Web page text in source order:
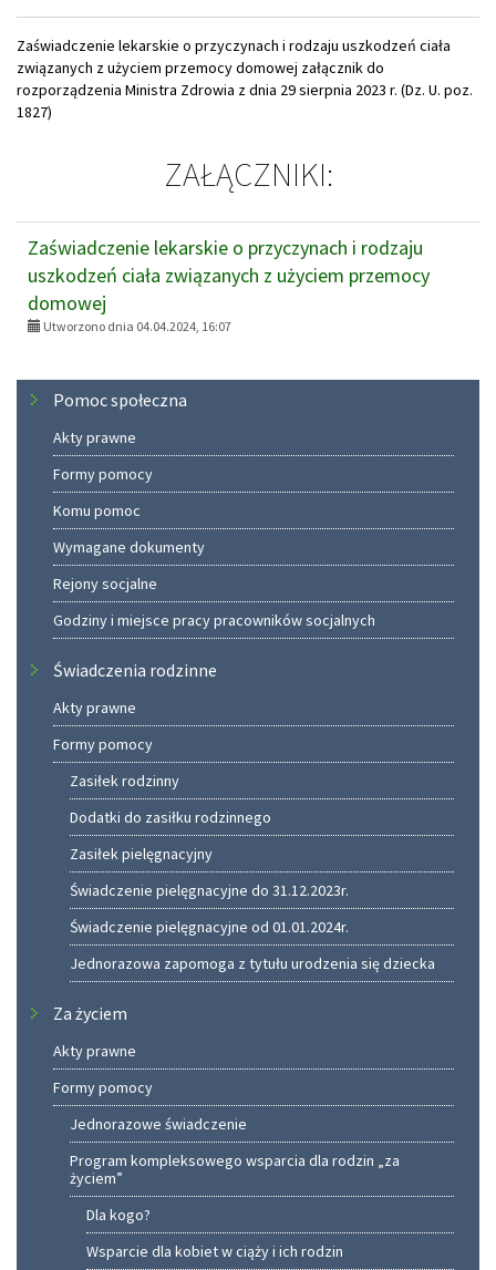
Zaświadczenie lekarskie o przyczynach i rodzaju uszkodzeń ciała
związanych z użyciem przemocy domowej załącznik do
rozporządzenia Ministra Zdrowia z dnia 29 sierpnia 2023 r. (Dz. U. poz.
1827)
ZAŁĄCZNIKI:
Zaświadczenie lekarskie o przyczynach i rodzaju
uszkodzeń ciała związanych z użyciem przemocy
domowej
Utworzono dnia 04.04.2024, 16:07
MenuPomoc społeczna
Akty prawne
Formy pomocy
Komu pomoc
Wymagane dokumenty
Rejony socjalne
Godziny i miejsce pracy pracowników socjalnych
Świadczenia rodzinne
Akty prawne
Formy pomocy
Zasiłek rodzinny
Dodatki do zasiłku rodzinnego
Zasiłek pielęgnacyjny
Świadczenie pielęgnacyjne do 31.12.2023r.
Świadczenie pielęgnacyjne od 01.01.2024r.
Jednorazowa zapomoga z tytułu urodzenia się dziecka
Za życiem
Akty prawne
Formy pomocy
Jednorazowe świadczenie
Program kompleksowego wsparcia dla rodzin „za
życiem”
Dla kogo?
Wsparcie dla kobiet w ciąży i ich rodzin